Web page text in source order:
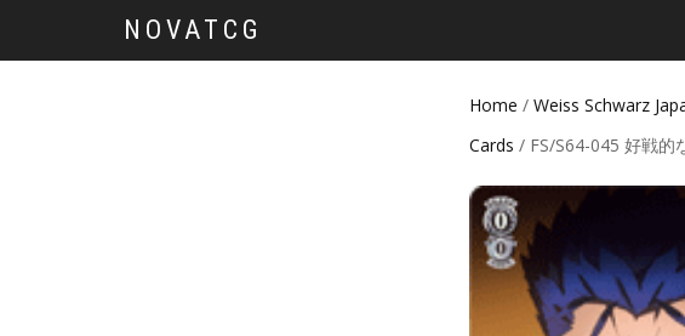
NOVATCG
Home / Weiss Schwarz
Cards / FS/S64-045 好戦的